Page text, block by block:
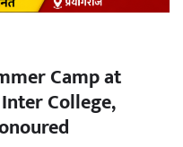
Camp at
College,